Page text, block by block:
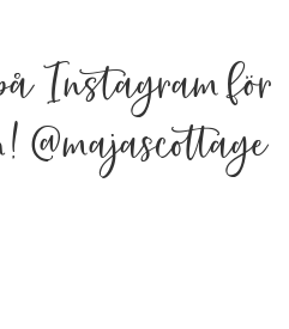
Instagram för
@majascottage